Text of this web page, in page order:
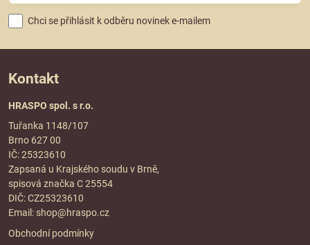
Chci se přihlásit k odběru novinek e-mailem
Kontakt
HRASPO spol. s r.o.
Tuřanka 1148/107
Brno 627 00
IČ: 25323610
Zapsaná u Krajského soudu v Brně,
spisová značka C 25554
DIČ: CZ25323610
Email: shop@hraspo.cz
Obchodní podmínky